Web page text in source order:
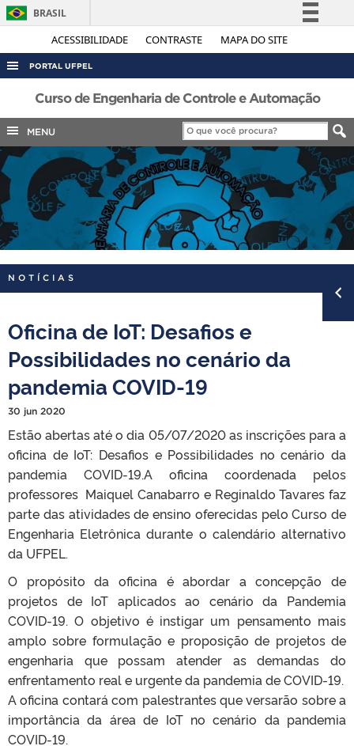
ACESSIBILIDADE CONTRASTE MAPA DO SITE
BRASIL
Simplifique!
Legislação
PORTAL UFPEL
ACESSO À INFORMAÇÃO
AUDITORIA
COBALTO
CONCURSOS
EDITAIS
INTERNACIONAL
PORTARIAS
Curso de Engenharia de Controle e Automação
MENU
NOTÍCIAS
Oficina de IoT: Desafios e
Possibilidades no cenário da
pandemia COVID-19
30 jun 2020
Estão abertas até o dia 05/07/2020 as inscrições para a
oficina de IoT: Desafios e Possibilidades no cenário da
pandemia COVID-19.A oficina coordenada pelos
professores Maiquel Canabarro e Reginaldo Tavares faz
parte das atividades de ensino oferecidas pelo Curso de
Engenharia Eletrônica durante o calendário alternativo
da UFPEL.
O propósito da oficina é abordar a concepção de
projetos de IoT aplicados ao cenário da Pandemia
COVID-19. O objetivo é instigar um pensamento mais
amplo sobre formulação e proposição de projetos de
engenharia que possam atender as demandas do
enfrentamento real e urgente da pandemia de COVID-19.
A oficina contará com palestrantes que versarão sobre a
importância da área de IoT no cenário da pandemia
COVID-19.